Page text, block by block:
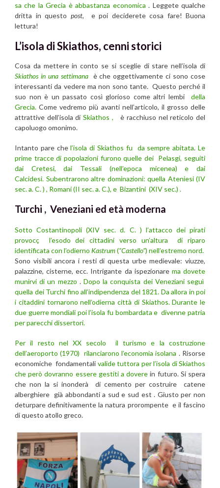
sa che la Grecia è abbastanza economica . Leggete qualche
dritta in questo post, e poi deciderete cosa fare! Buona
lettura!
L’isola di Skiathos, cenni storici
Cosa da mettere in conto se si sceglie di stare nell’isola di
Skiathos in una settimanaè che oggettivamente ci sono cose
interessanti da vedere ma non sono tante. Questo perché il
suo non è un passato così glorioso come altri lembi della
Grecia. Come vedremo più avanti nell’articolo, il grosso delle
attrattive dell’isola diSkiathos , è racchiuso nel reticolo del
capoluogo omonimo.
Intanto pare chel’isola di Skiathos fu da sempre abitata.Le
prime tracce di popolazioni furono quelle dei Pelasgi, seguiti
dai Cretesi, dai Tessali (nell’epoca micenea) e dai
Calcidesi. Subentrarono altre dominazioni: quella Ateniesi (IV
sec. a. C. ) , Romani (II sec. a. C.), e Bizantini (XIV sec.) .
Turchi , Veneziani ed età moderna
Sotto Costantinopoli (XIV sec. d. C. ) l’attacco dei pirati
provocç l’esodo dei cittadini verso un’altura di riparo
identificata con l’odierno Kastrum(“Castello”) nell’estremo nord.
Sono visibili ancora i resti di questa urbe medievale: viuzze,
palazzine, cisterne, ecc. Intrigante da ispezionare ma dovete
munirvi di un mezzo .Dopo la conquista dei Veneziani seguì
quella dei Turchi fino all’indipendenza del 1821. Da allora in poi
i citaddini tornarono nell’odierna città di Skiathos. Durante le
due guerre mondiali poi l’isola fu bombardata e divenne patria
per parecchi dissertori.
Per il resto nel XX secolo il turismo e la costruzione
dell’aeroporto (1970) rilanciarono l’economia isolana . Risorse
economiche fondamentali valide tuttora per l’isola di Skiathos
che però dovranno essere gestiti a dovere in futuro. Si spera
che non la si inonderà di cemento per costruire catene
alberghiere già abbondanti a sud e sud est . Giusto per non
deturpare definitivamente la natura prorompente e il fascino
di questo atollo greco.